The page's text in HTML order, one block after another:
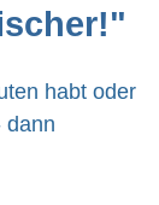
habt oder
dann